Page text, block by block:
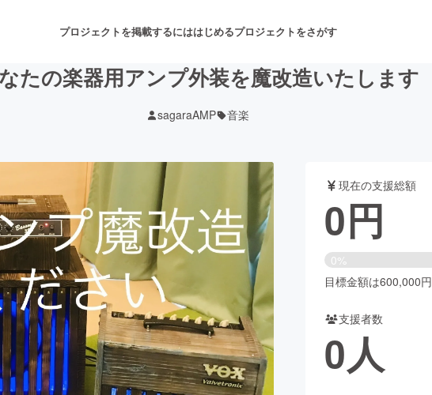
プロジェクトを掲載するにははじめるプロジェクトをさがす
音楽 舞台・パフォーマンス
ゲーム・サービス開発 フード・飲食店
書籍・雑誌出版 アニメ・漫画
チャレンジ ビューティー・ヘルスケア
たの楽器用アンプ外装を魔改造いたします
sagaraAMP 音楽
現在の支援総額
0円
0%
目標金額は600,000円
支援者数
0人